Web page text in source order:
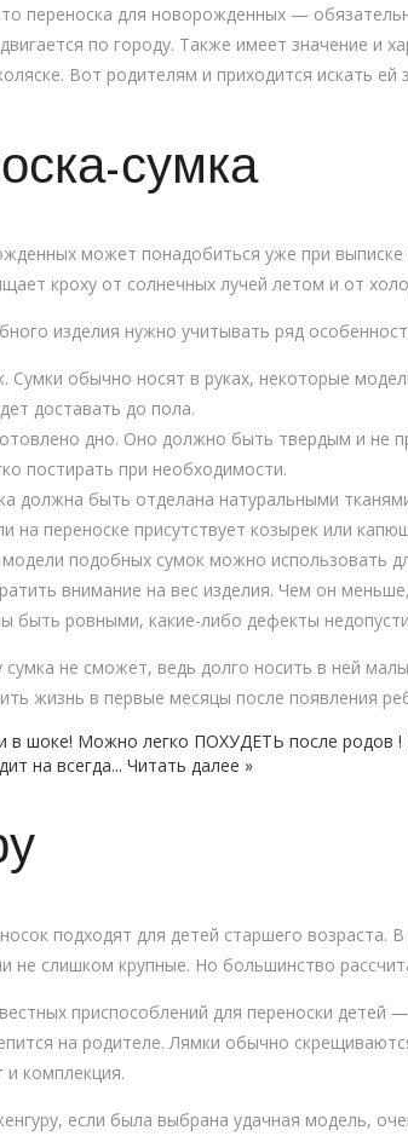
переноска для новорожденных —
по городу. Также имеет значение и
Вот родителям и приходится искать ей
сумка
может понадобиться уже при
кроху от солнечных лучей летом и от
изделия нужно учитывать ряд
Сумки обычно носят в руках, некоторые
доставать до пола.
дно. Оно должно быть твердым и не
постирать при необходимости.
должна быть отделана натуральными
на переноске присутствует козырек или
подобных сумок можно использовать
внимание на вес изделия. Чем он
быть ровными, какие-либо дефекты
сумка не сможет, ведь долго носить в ней
жизнь в первые месяцы после появления
в шоке! Можно легко ПОХУДЕТЬ после родов !
на всегда... Читать далее »
подходят для детей старшего
не слишком крупные. Но большинство
приспособлений для переноски детей
на родителе. Лямки обычно
комплекция.
если была выбрана удачная модель,